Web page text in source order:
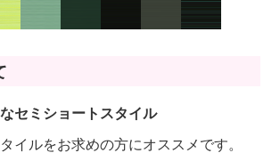
セミショートスタイル
イルをお求めの方にオススメです。